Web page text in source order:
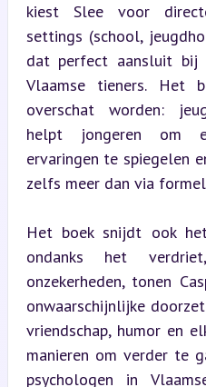
kiest Slee voor
settings (school,
dat perfect aansluit bij
Vlaamse tieners. Het
overschat worden:
helpt jongeren om
ervaringen te spiegelen
zelfs meer dan via
Het boek snijdt ook
ondanks het
onzekerheden, tonen
onwaarschijnlijke
vriendschap, humor en
manieren om verder te
psychologen in